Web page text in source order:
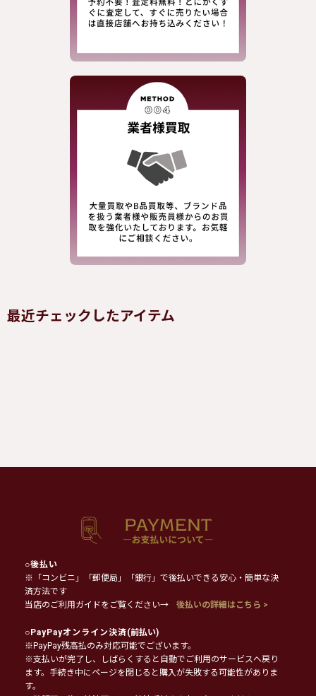
最近チェックしたアイテム
○後払い
※「コンビニ」「郵便局」「銀行」で後払いできる安心・簡単な決
済方法です
当店のご利用ガイドをご覧ください→
後払いの詳細はこちら >
○PayPayオンライン決済(前払い)
※PayPay残高払のみ対応可能でございます。
※支払いが完了し、しばらくすると自動でご利用のサービスへ戻り
ます。手続き中にページを閉じると購入が失敗する可能性がありま
す。